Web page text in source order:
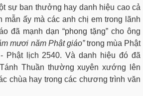
sự ban thưởng hay danh hiệu cao cả
ấy mà các anh chị em trong lãnh
đã mạnh dạn “phong tặng” cho ông
mươi năm Phật giáo”trong mùa Phật
Phật lịch 2540. Và danh hiệu đó đã
Thuần thường xuyên xướng lên
chùa hay trong các chương trình văn